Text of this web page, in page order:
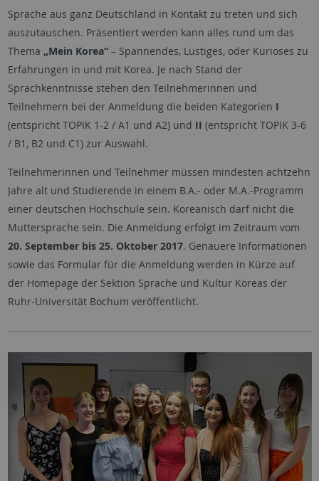
Sprache aus ganz Deutschland in Kontakt zu treten und sich
auszutauschen. Präsentiert werden kann alles rund um das
Thema „Mein Korea“– Spannendes, Lustiges, oder Kurioses zu
Erfahrungen in und mit Korea. Je nach Stand der
Sprachkenntnisse stehen den Teilnehmerinnen und
Teilnehmern bei der Anmeldung die beiden Kategorien I
(entspricht TOPIK 1-2 / A1 und A2) und II (entspricht TOPIK 3-6
/ B1, B2 und C1) zur Auswahl.
Teilnehmerinnen und Teilnehmer müssen mindesten achtzehn
Jahre alt und Studierende in einem B.A.- oder M.A.-Programm
einer deutschen Hochschule sein. Koreanisch darf nicht die
Muttersprache sein. Die Anmeldung erfolgt im Zeitraum vom
20. September bis 25. Oktober 2017. Genauere Informationen
sowie das Formular für die Anmeldung werden in Kürze auf
der Homepage der Sektion Sprache und Kultur Koreas der
Ruhr-Universität Bochum veröffentlicht.